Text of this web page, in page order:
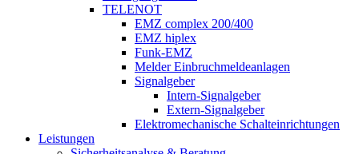
TELENOT
EMZ complex 200/400
EMZ hiplex
Funk-EMZ
Melder Einbruchmeldeanlagen
Signalgeber
Intern-Signalgeber
Extern-Signalgeber
Elektromechanische Schalteinrichtungen
Leistungen